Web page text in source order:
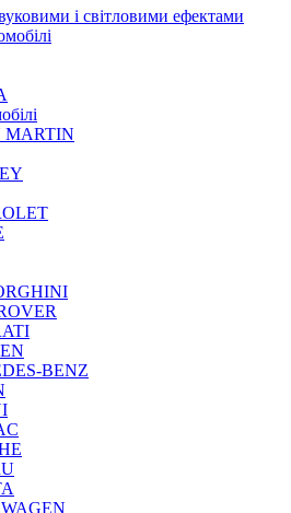
і світловими ефектами
MARTIN
BENZ